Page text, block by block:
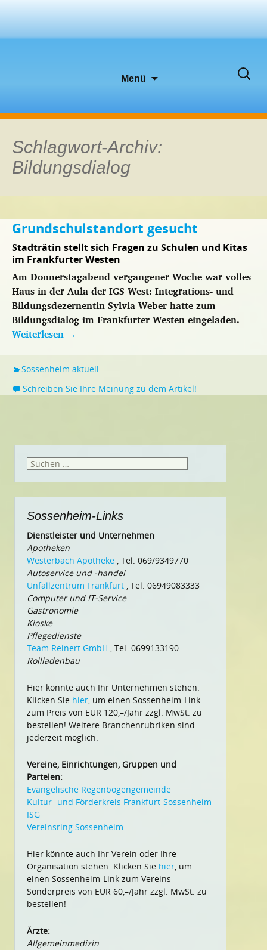
Menü
Suchen
Schlagwort-Archiv:
Bildungsdialog
Grundschulstandort gesucht
Stadträtin stellt sich Fragen zu Schulen und Kitas
im Frankfurter Westen
Am Donnerstagabend vergangener Woche war volles
Haus in der Aula der IGS West: Integrations- und
Bildungsdezernentin Sylvia Weber hatte zum
Bildungsdialog im Frankfurter Westen eingeladen.
Weiterlesen →
Sossenheim aktuell
Schreiben Sie Ihre Meinung zu dem Artikel!
Suchen
Sossenheim-Links
Dienstleister und Unternehmen
Apotheken
Westerbach Apotheke , Tel. 069/9349770
Autoservice und -handel
Unfallzentrum Frankfurt , Tel. 06949083333
Computer und IT-Service
Gastronomie
Kioske
Pflegedienste
Team Reinert GmbH , Tel. 0699133190
Rollladenbau
Hier könnte auch Ihr Unternehmen stehen.
Klicken Sie hier, um einen Sossenheim-Link
zum Preis von EUR 120,–/Jahr zzgl. MwSt. zu
bestellen! Weitere Branchenrubriken sind
jederzeit möglich.
Vereine, Einrichtungen, Gruppen und
Parteien:
Evangelische Regenbogengemeinde
Kultur- und Förderkreis Frankfurt-Sossenheim
ISG
Vereinsring Sossenheim
Hier könnte auch Ihr Verein oder Ihre
Organisation stehen. Klicken Sie hier, um
einen Sossenheim-Link zum Vereins-
Sonderpreis von EUR 60,–/Jahr zzgl. MwSt. zu
bestellen!
Ärzte:
Allgemeinmedizin